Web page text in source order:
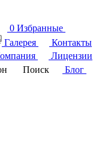
0 Избранные
Галерея
Контакты
Лицензии
Поиск
Блог